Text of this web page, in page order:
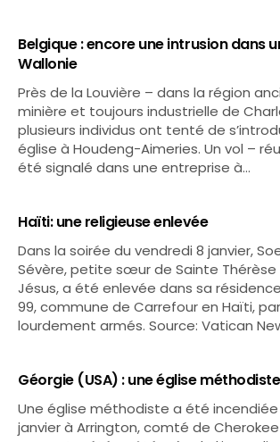
Belgique : encore une intrusion dans
Wallonie
Près de la Louvière – dans la région
minière et toujours industrielle de
plusieurs individus ont tenté de
église à Houdeng-Aimeries. Un vol –
été signalé dans une entreprise à…
Haïti: une religieuse enlevée
Dans la soirée du vendredi 8 janvier,
Sévère, petite sœur de Sainte Thérèse
Jésus, a été enlevée dans sa
99, commune de Carrefour en Haïti,
lourdement armés. Source: Vatican
Géorgie (USA) : une église
Une église méthodiste a été incendiée
janvier à Arrington, comté de